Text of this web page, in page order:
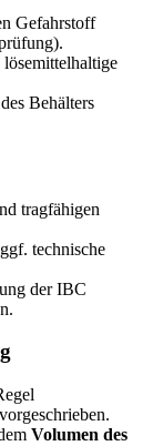
Gefahrstoff
Behälters
tragfähigen
technische
der IBC
vorgeschrieben.
Volumen des